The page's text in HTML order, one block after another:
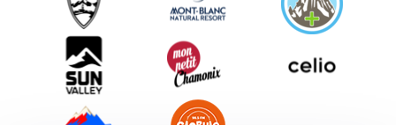
Herunterladen
Tourismus & Behinderung